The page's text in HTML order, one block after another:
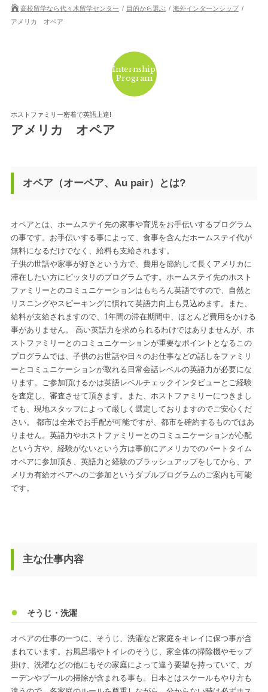
高校留学なら代々木留学センター 目的から選ぶ
海外インターンシップ
アメリカ オペア
Internship
Program
ホストファミリー密着で英語上達!
アメリカ オペア
オペア（オーペア、Au pair）とは?
オペアとは、ホームステイ先の家事や育児をお手伝いするプログラム
の事です。お手伝いする事によって、食事を含んだホームステイ代が
無料になるだけでなく、給料も支給されます。
子供の世話や家事が好きという方で、費用を節約して長くアメリカに
滞在したい方にピッタリのプログラムです。ホームステイ先のホスト
ファミリーとのコミュニケーションはもちろん英語ですので、自然と
リスニングやスピーキングに慣れて英語力向上も見込めます。また、
給料が支給されますので、1年間の滞在期間中、ほとんど費用をかける
事がありません。 高い英語力を求められるわけではありませんが、ホ
ストファミリーとのコミュニケーションが重要なポイントとなるこの
プログラムでは、子供のお世話や日々のお仕事などの話しをファミリ
ーとコミュニケーションが取れる日常会話レベルの英語力が必要にな
ります。ご参加頂けるかは英語レベルチェックインタビューとご経験
を査定し、審査させて頂きます。また、ホストファミリーにつきまし
ても、現地スタッフによって厳しく選定しておりますのでご安心くだ
さい。 都市は全米でお手配が可能ですが、都市を確約するものではあ
りません。英語力やホストファミリーとのコミュニケーションが心配
という方や、経験がないという方は事前にアメリカでのパートタイム
オペアに参加頂き、英語力と経験のブラッシュアップをしてから、ア
メリカ有給オペアへのご参加というダブルプログラムのご案内も可能
です。
主な仕事内容
そうじ・洗濯
オペアの仕事の一つに、そうじ、洗濯など家庭をキレイに保つ事が含
まれています。お風呂場やトイレのそうじ、家全体の掃除機やモップ
掛け、洗濯などの他にもその家庭によって違う要望を持っていて、ガ
ーデンやプールの掃除が含まれる事も。日本とはスケールもやり方も